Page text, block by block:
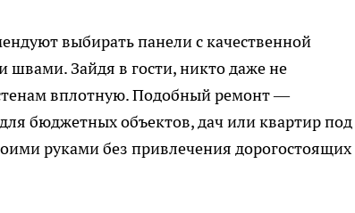
выбирать панели с качественной
Зайдя в гости, никто даже не
вплотную. Подобный ремонт —
для бюджетных объектов, дач или квартир под
руками без привлечения дорогостоящих